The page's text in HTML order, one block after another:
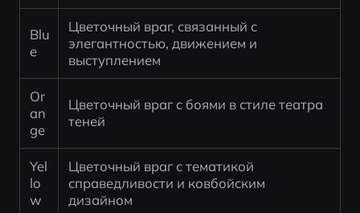
Blu
e
Цветочный враг, связанный с
элегантностью, движением и
выступлением
Or
an
ge
Цветочный враг с боями в стиле театра
теней
Yel
lo
w
Цветочный враг с тематикой
справедливости и ковбойским
дизайном